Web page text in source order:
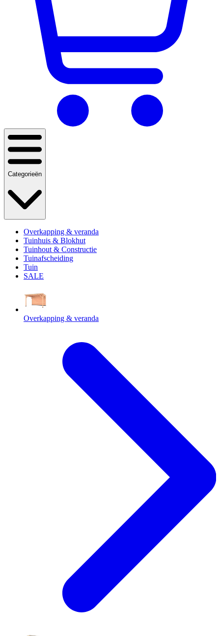
Categorieën
Overkapping & veranda
Tuinhuis & Blokhut
Tuinhout & Constructie
Tuinafscheiding
Tuin
SALE
Overkapping & veranda